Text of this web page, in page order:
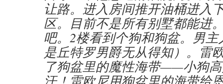
让路。进入房间推开油桶进入
区。目前不是所有别墅都能进
吧。2楼看到个狗和狗盆。男
是丘特罗男爵无从得知）。雷
了狗盆里的魔性海带——小狗
汗！雷欧尼用狗盆里的海带给